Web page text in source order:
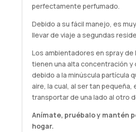
perfectamente perfumado.
Debido a su fácil manejo, es
llevar de viaje a segundas
Los ambientadores en spray de
tienen una alta concentración y
debido a la minúscula partícula
aire, la cual, al ser tan pequeña,
transportar de una lado al otro
Anímate, pruébaloy mantén
hogar.